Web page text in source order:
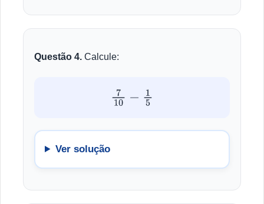
Questão 4. Calcule:
710 −1 5
Ver solução